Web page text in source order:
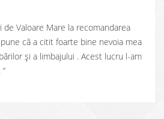
de Valoare Mare la recomandarea
că a citit foarte bine nevoia mea
și a limbajului . Acest lucru l-am